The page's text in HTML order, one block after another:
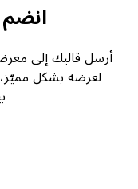
انضم
لعرضه بشكل مميّز،